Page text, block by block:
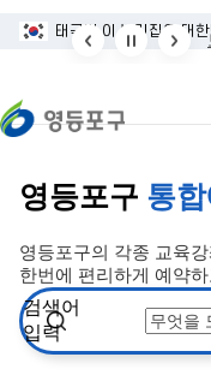
태극기 이 누리집은 대
영등포구 통
영등포구의 각종 교육
한번에 편리하게 예약
검색어
입력
국민건강보험공단